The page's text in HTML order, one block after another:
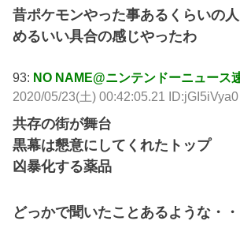
昔ポケモンやった事あるくらいの
めるいい具合の感じやったわ
93: NO NAME@ニンテンドーニュース
2020/05/23(土) 00:42:05.21 ID:jGI5iVya0
共存の街が舞台
黒幕は懇意にしてくれたトップ
凶暴化する薬品
どっかで聞いたことあるような・・